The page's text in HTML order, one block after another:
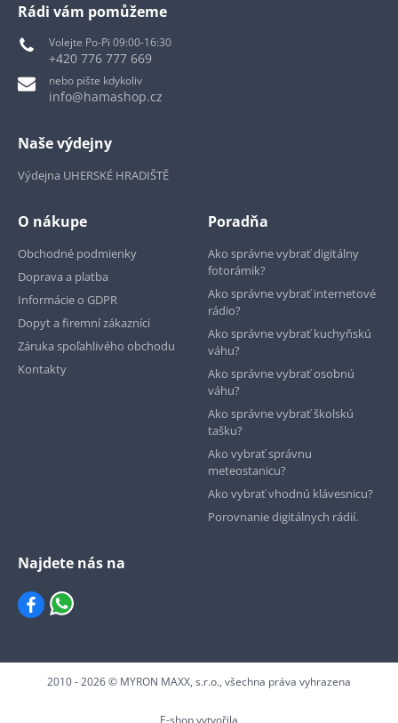
Rádi vám pomůžeme
Volejte Po-Pi 09:00-16:30
+420 776 777 669
nebo pište kdykoliv
info@hamashop.cz
Naše výdejny
Výdejna UHERSKÉ HRADIŠTĚ
O nákupe
Obchodné podmienky
Doprava a platba
Informácie o GDPR
Dopyt a firemní zákazníci
Záruka spoľahlivého obchodu
Kontakty
Poradňa
Ako správne vybrať digitálny
fotorámik?
Ako správne vybrať internetové
rádio?
Ako správne vybrať kuchyňskú
váhu?
Ako správne vybrať osobnú
váhu?
Ako správne vybrať školskú
tašku?
Ako vybrať správnu
meteostanicu?
Ako vybrať vhodnú klávesnicu?
Porovnanie digitálnych rádií.
Najdete nás na
2010 - 2026 © MYRON MAXX, s.r.o., všechna práva vyhrazena
E-shop vytvořila